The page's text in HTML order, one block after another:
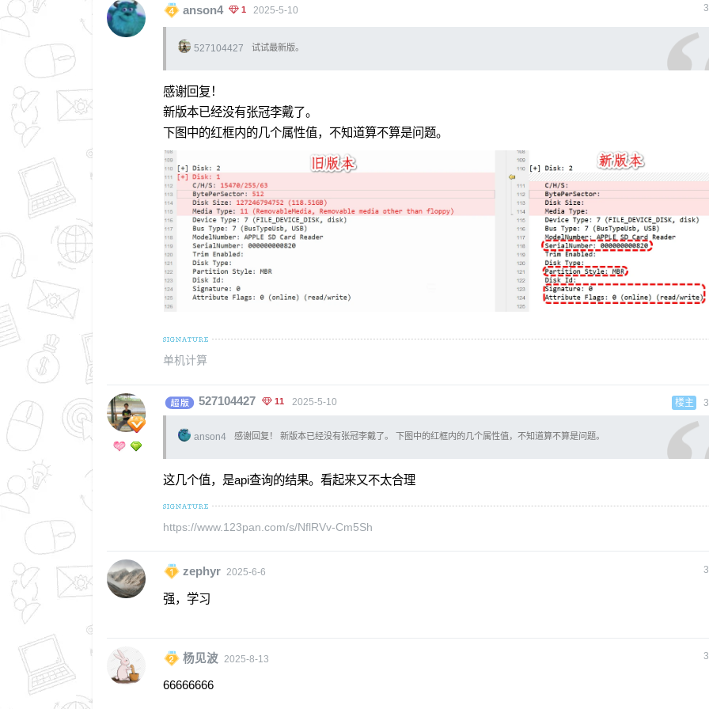
anson4 1 2025-5-10
527104427 试试最新版。
感谢回复！
新版本已经没有张冠李戴了。
下图中的红框内的几个属性值，不知道算不算是问题。
单机计算
527104427 11 2025-5-10 楼主
anson4 感谢回复！ 新版本已经没有张冠李戴了。 下图中的红框内的几个属性值，不知道算不算是问题。
这几个值，是api查询的结果。看起来又不太合理
https://www.123pan.com/s/NflRVv-Cm5Sh
zephyr 2025-6-6
强，学习
杨见波 2025-8-13
66666666